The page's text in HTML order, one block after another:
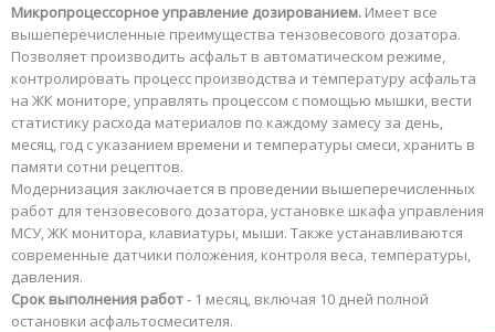
Микропроцессорное управление дозированием. Имеет все
вышеперечисленные преимущества тензовесового дозатора.
Позволяет производить асфальт в автоматическом режиме,
контролировать процесс производства и температуру асфальта
на ЖК мониторе, управлять процессом с помощью мышки, вести
статистику расхода материалов по каждому замесу за день,
месяц, год с указанием времени и температуры смеси, хранить в
памяти сотни рецептов.
Модернизация заключается в проведении вышеперечисленных
работ для тензовесового дозатора, установке шкафа управления
МСУ, ЖК монитора, клавиатуры, мыши. Также устанавливаются
современные датчики положения, контроля веса, температуры,
давления.
Срок выполнения работ- 1 месяц, включая 10 дней полной
остановки асфальтосмесителя.